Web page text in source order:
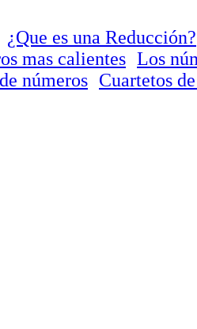
¿Que es una Reducción?
mas calientes Los
números Cuartetos